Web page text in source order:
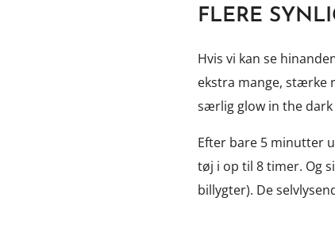
FLERE
Hvis vi kan se
ekstra mange, stærke
særlig glow in the
Efter bare 5 minutter
tøj i op til 8 timer. Og
billygter). De